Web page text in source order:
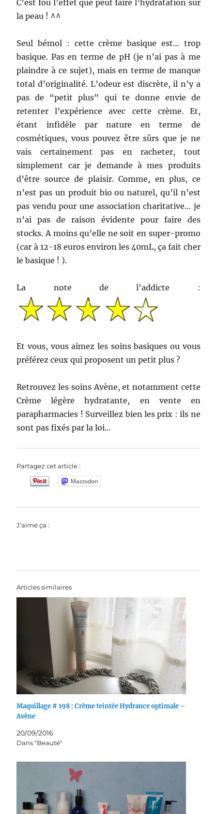
C’est fou l’effet que peut faire l’hydratation sur
la peau ! ^^
Seul bémol : cette crème basique est… trop
basique. Pas en terme de pH (je n’ai pas à me
plaindre à ce sujet), mais en terme de manque
total d’originalité. L’odeur est discrète, il n’y a
pas de “petit plus” qui te donne envie de
retenter l’expérience avec cette crème. Et,
étant infidèle par nature en terme de
cosmétiques, vous pouvez être sûrs que je ne
vais certainement pas en racheter, tout
simplement car je demande à mes produits
d’être source de plaisir. Comme, en plus, ce
n’est pas un produit bio ou naturel, qu’il n’est
pas vendu pour une association charitative… je
n’ai pas de raison évidente pour faire des
stocks. A moins qu’elle ne soit en super-promo
(car à 12-18 euros environ les 40mL, ça fait cher
le basique ! ).
La note de l’addicte :
Et vous, vous aimez les soins basiques ou vous
préférez ceux qui proposent un petit plus ?
Retrouvez les soins Avène, et notamment cette
Crème légère hydratante, en vente en
parapharmacies ! Surveillez bien les prix : ils ne
sont pas fixés par la loi…
Partagez cet article :
Mastodon
J’aime ça :
Articles similaires
Maquillage # 198 : Crème teintée Hydrance optimale –
Avène
20/09/2016
Dans "Beauté"